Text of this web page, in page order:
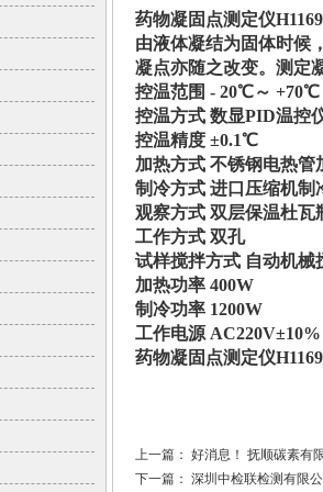
药物凝固点测定仪
由液体凝结为固体时候
凝点亦随之改变。测定
控温范围 - 20℃～ +70℃
控温方式 数显PID温控
控温精度 ±0.1℃
加热方式 不锈钢电热管
制冷方式 进口压缩机制
观察方式 双层保温杜瓦
工作方式 双孔
试样搅拌方式 自动机
加热功率 400W
制冷功率 1200W
工作电源
药物凝固点测定仪
上一篇： 好消息！ 抚顺碳素有
下一篇： 深圳中检联检测有限